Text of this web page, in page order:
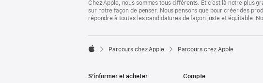
Footer
Chez Apple, nous sommes tous différents. Et c’est là notre plus
sur notre façon de penser. Nous pensons que pour créer des
répondre à toutes les candidatures de façon juste et équitable.

Parcours chez Apple Parcours chez Apple
S’informer et acheter
Compte